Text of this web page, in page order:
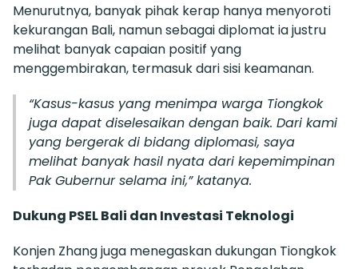
Menurutnya, banyak pihak kerap hanya menyoroti
kekurangan Bali, namun sebagai diplomat ia justru
melihat banyak capaian positif yang
menggembirakan, termasuk dari sisi keamanan.
“Kasus-kasus yang menimpa warga Tiongkok
juga dapat diselesaikan dengan baik. Dari kami
yang bergerak di bidang diplomasi, saya
melihat banyak hasil nyata dari kepemimpinan
Pak Gubernur selama ini,” katanya.
Dukung PSEL Bali dan Investasi Teknologi
Konjen Zhang juga menegaskan dukungan Tiongkok